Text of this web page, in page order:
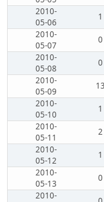
2010-
05-06
1
2010-
05-07
0
2010-
05-08
0
2010-
05-09
13
2010-
05-10
1
2010-
05-11
2
2010-
05-12
1
2010-
05-13
0
2010-